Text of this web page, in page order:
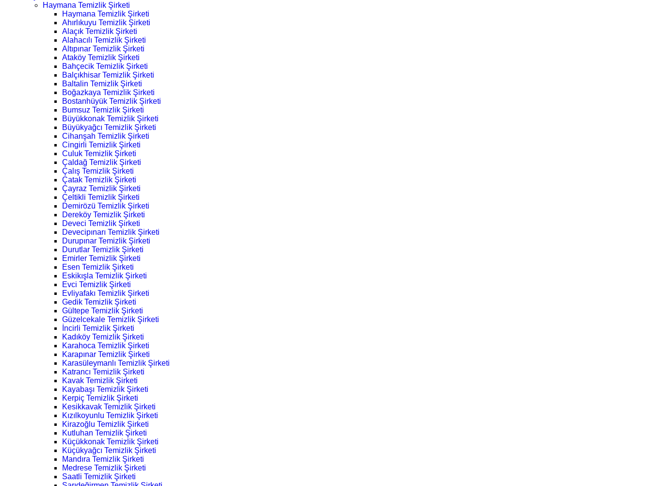
Haymana Temizlik Şirketi
Haymana Temizlik Şirketi
Ahırlıkuyu Temizlik Şirketi
Alaçık Temizlik Şirketi
Alahacılı Temizlik Şirketi
Altıpınar Temizlik Şirketi
Ataköy Temizlik Şirketi
Bahçecik Temizlik Şirketi
Balçıkhisar Temizlik Şirketi
Baltalin Temizlik Şirketi
Boğazkaya Temizlik Şirketi
Bostanhüyük Temizlik Şirketi
Bumsuz Temizlik Şirketi
Büyükkonak Temizlik Şirketi
Büyükyağcı Temizlik Şirketi
Cihanşah Temizlik Şirketi
Cingirli Temizlik Şirketi
Culuk Temizlik Şirketi
Çaldağ Temizlik Şirketi
Çalış Temizlik Şirketi
Çatak Temizlik Şirketi
Çayraz Temizlik Şirketi
Çeltikli Temizlik Şirketi
Demirözü Temizlik Şirketi
Dereköy Temizlik Şirketi
Deveci Temizlik Şirketi
Devecipınarı Temizlik Şirketi
Durupınar Temizlik Şirketi
Durutlar Temizlik Şirketi
Emirler Temizlik Şirketi
Esen Temizlik Şirketi
Eskikışla Temizlik Şirketi
Evci Temizlik Şirketi
Evliyafakı Temizlik Şirketi
Gedik Temizlik Şirketi
Gültepe Temizlik Şirketi
Güzelcekale Temizlik Şirketi
İncirli Temizlik Şirketi
Kadıköy Temizlik Şirketi
Karahoca Temizlik Şirketi
Karapınar Temizlik Şirketi
Karasüleymanlı Temizlik Şirketi
Katrancı Temizlik Şirketi
Kavak Temizlik Şirketi
Kayabaşı Temizlik Şirketi
Kerpiç Temizlik Şirketi
Kesikkavak Temizlik Şirketi
Kızılkoyunlu Temizlik Şirketi
Kirazoğlu Temizlik Şirketi
Kutluhan Temizlik Şirketi
Küçükkonak Temizlik Şirketi
Küçükyağcı Temizlik Şirketi
Mandıra Temizlik Şirketi
Medrese Temizlik Şirketi
Saatli Temizlik Şirketi